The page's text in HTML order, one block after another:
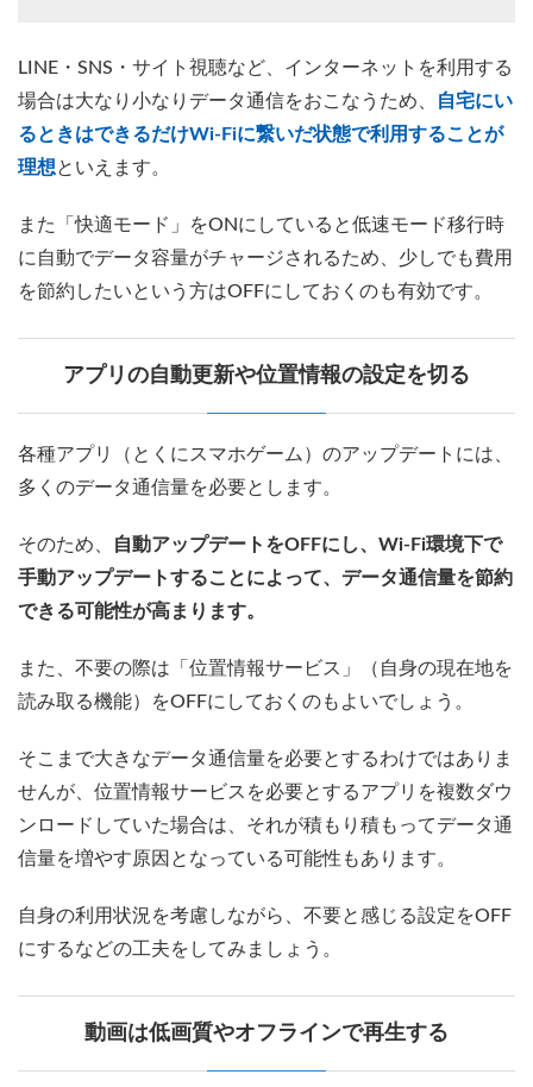
LINE・SNS・サイト視聴など、インターネットを利用する
場合は大なり小なりデータ通信をおこなうため、
自宅にい
るときはできるだけWi-Fiに繋いだ状態で利用することが
理想といえます。
また「快適モード」をONにしていると低速モード移行時
に自動でデータ容量がチャージされるため、少しでも費用
を節約したいという方はOFFにしておくのも有効です。
アプリの自動更新や位置情報の設定を切る
各種アプリ（とくにスマホゲーム）のアップデートには、
多くのデータ通信量を必要とします。
そのため、
自動アップデートをOFFにし、Wi-Fi環境下で
手動アップデートすることによって、データ通信量を節約
できる可能性が高まります。
また、不要の際は「位置情報サービス」（自身の現在地を
読み取る機能）をOFFにしておくのもよいでしょう。
そこまで大きなデータ通信量を必要とするわけではありま
せんが、位置情報サービスを必要とするアプリを複数ダウ
ンロードしていた場合は、それが積もり積もってデータ通
信量を増やす原因となっている可能性もあります。
自身の利用状況を考慮しながら、不要と感じる設定をOFF
にするなどの工夫をしてみましょう。
動画は低画質やオフラインで再生する